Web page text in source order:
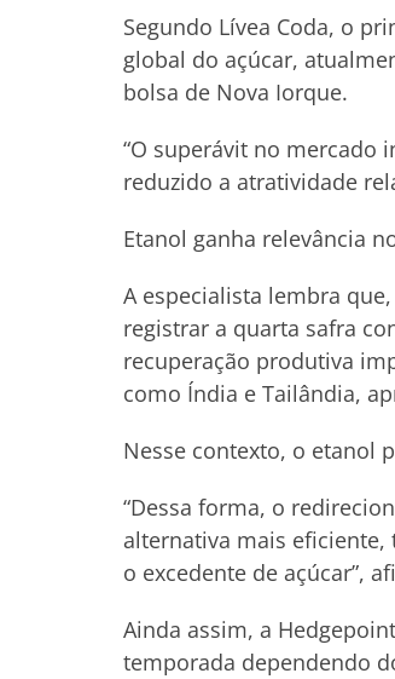
Segundo Lívea Coda, o
global do açúcar,
bolsa de Nova Iorque.
“O superávit no mercado
reduzido a atratividade
Etanol ganha relevância
A especialista lembra
registrar a quarta safra
recuperação produtiva
como Índia e Tailândia,
Nesse contexto, o etanol
“Dessa forma, o
alternativa mais
o excedente de açúcar”,
Ainda assim, a
temporada dependendo